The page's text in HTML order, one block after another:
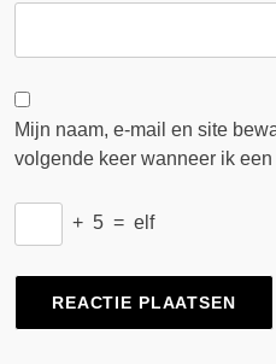
Mijn naam, e-mail en site
volgende keer wanneer ik
+ 5 = elf